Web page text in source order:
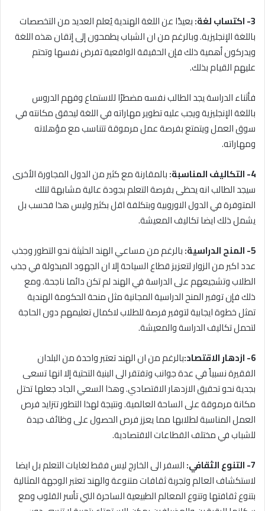
3- اكتساب لغة:
بعيدًا عن اللغة الهندية يُعلم العديد من التخصصات
باللغة الإنجليزية. وبالرغم من ان الشباب يطمحون إلى إتقان هذه اللغة
ويدركون أهمية ذلك فإن الحقيقة الواقعية تفرض نفسها وتحتم
عليهم القيام بذلك.
فأثناء الدراسة يجد الطالب نفسه مضطرًا للاستماع وفهم الدروس
باللغة الإنجليزية ويجب عليه تطوير مهاراته في اللغة ليحقق مكانته في
سوق العمل ويتمتع بفرصة عمل مرموقة تتناسب مع مؤهلاته
ومهاراته.
4- التكاليف المناسبة:
بالمقارنة مع كثير من الدول المجاورة الأخرى
سيجد الطالب انه يحظى بفرصة التعلم بجودة عالية مشابهة لتلك
المتوفرة في الدول الاوروبية وبتكلفة اقل بكثير وليس هذا فحسب بل
يشمل ذلك ايضا تكاليف المعيشة.
5- المنح الدراسية:
بالرغم من مساعي الهند الحثيثة نحو التطور وجذب
عدد اكبر من الزوار لتعزيز قطاع السياحة إلا ان الجهود المبذولة في جذب
الطلاب وتشجيعهم على الدراسة في الهند لم تكن دائما ناجحة. ومع
ذلك فإن توفير المنح الدراسية المجانية مثل منحة الحكومة الهندية
تمثل خطوة ايجابية لتوفير فرصة للطلاب لاكمال تعليمهم دون الحاجة
لتحمل تكاليف الدراسة والمعيشة.
6- ازدهار الاقتصاد:
بالرغم من ان الهند تعتبر واحدة من البلدان
الفقيرة نسبياً في عدة جوانب وتفتقر الى البنية التحتية إلا انها تسعى
بجدية نحو تحقيق الازدهار الاقتصادي. وهذا السعي الجاد جعلها تحتل
مكانة مرموقة على الساحة العالمية. ونتيجة لهذا التطور تتزايد فرص
العمل المناسبة لطلابها مما يعزز فرص الحصول على وظائف جيدة
للشباب في مختلف القطاعات الاقتصادية.
7- التنوع الثقافي:
السفر الى الخارج ليس فقط لغايات التعلم بل ايضا
لاستكشاف العالم وتجربة ثقافات متنوعة والهند تعتبر الوجهة المثالية
بتنوع ثقافتها وتنوع المعالم الطبيعية الساحرة التي تأسر القلوب ومع